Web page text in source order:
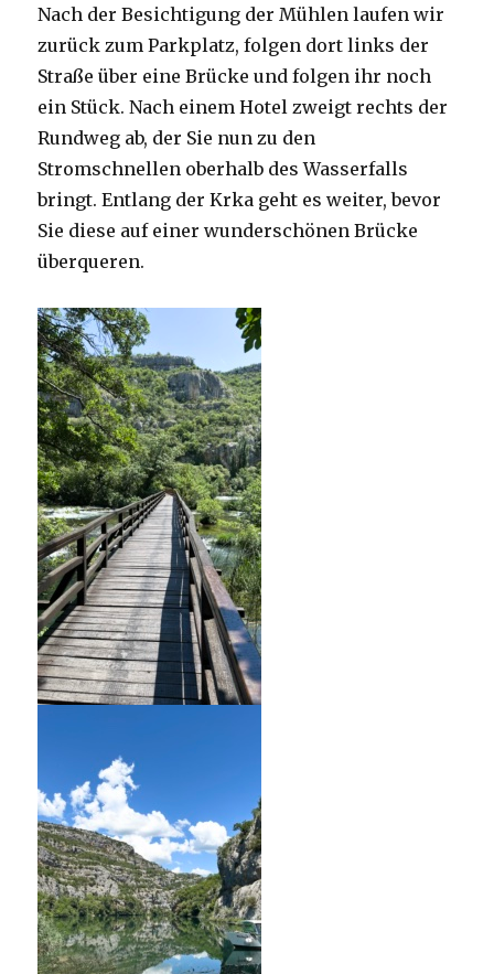
Nach der Besichtigung der Mühlen laufen wir
zurück zum Parkplatz, folgen dort links der
Straße über eine Brücke und folgen ihr noch
ein Stück. Nach einem Hotel zweigt rechts der
Rundweg ab, der Sie nun zu den
Stromschnellen oberhalb des Wasserfalls
bringt. Entlang der Krka geht es weiter, bevor
Sie diese auf einer wunderschönen Brücke
überqueren.